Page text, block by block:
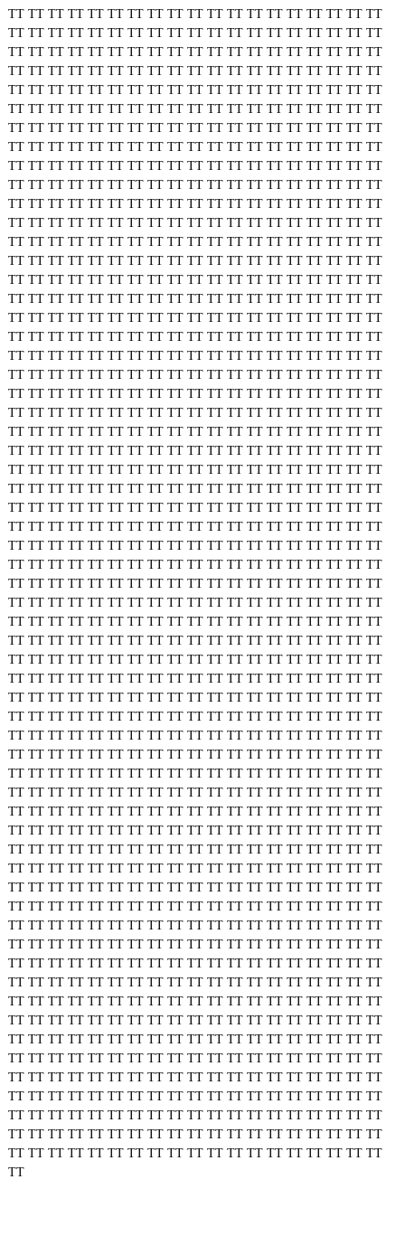
TT TT TT TT TT TT TT TT TT TT TT TT TT TT TT TT TT TT TT
TT TT TT TT TT TT TT TT TT TT TT TT TT TT TT TT TT TT TT
TT TT TT TT TT TT TT TT TT TT TT TT TT TT TT TT TT TT TT
TT TT TT TT TT TT TT TT TT TT TT TT TT TT TT TT TT TT TT
TT TT TT TT TT TT TT TT TT TT TT TT TT TT TT TT TT TT TT
TT TT TT TT TT TT TT TT TT TT TT TT TT TT TT TT TT TT TT
TT TT TT TT TT TT TT TT TT TT TT TT TT TT TT TT TT TT TT
TT TT TT TT TT TT TT TT TT TT TT TT TT TT TT TT TT TT TT
TT TT TT TT TT TT TT TT TT TT TT TT TT TT TT TT TT TT TT
TT TT TT TT TT TT TT TT TT TT TT TT TT TT TT TT TT TT TT
TT TT TT TT TT TT TT TT TT TT TT TT TT TT TT TT TT TT TT
TT TT TT TT TT TT TT TT TT TT TT TT TT TT TT TT TT TT TT
TT TT TT TT TT TT TT TT TT TT TT TT TT TT TT TT TT TT TT
TT TT TT TT TT TT TT TT TT TT TT TT TT TT TT TT TT TT TT
TT TT TT TT TT TT TT TT TT TT TT TT TT TT TT TT TT TT TT
TT TT TT TT TT TT TT TT TT TT TT TT TT TT TT TT TT TT TT
TT TT TT TT TT TT TT TT TT TT TT TT TT TT TT TT TT TT TT
TT TT TT TT TT TT TT TT TT TT TT TT TT TT TT TT TT TT TT
TT TT TT TT TT TT TT TT TT TT TT TT TT TT TT TT TT TT TT
TT TT TT TT TT TT TT TT TT TT TT TT TT TT TT TT TT TT TT
TT TT TT TT TT TT TT TT TT TT TT TT TT TT TT TT TT TT TT
TT TT TT TT TT TT TT TT TT TT TT TT TT TT TT TT TT TT TT
TT TT TT TT TT TT TT TT TT TT TT TT TT TT TT TT TT TT TT
TT TT TT TT TT TT TT TT TT TT TT TT TT TT TT TT TT TT TT
TT TT TT TT TT TT TT TT TT TT TT TT TT TT TT TT TT TT TT
TT TT TT TT TT TT TT TT TT TT TT TT TT TT TT TT TT TT TT
TT TT TT TT TT TT TT TT TT TT TT TT TT TT TT TT TT TT TT
TT TT TT TT TT TT TT TT TT TT TT TT TT TT TT TT TT TT TT
TT TT TT TT TT TT TT TT TT TT TT TT TT TT TT TT TT TT TT
TT TT TT TT TT TT TT TT TT TT TT TT TT TT TT TT TT TT TT
TT TT TT TT TT TT TT TT TT TT TT TT TT TT TT TT TT TT TT
TT TT TT TT TT TT TT TT TT TT TT TT TT TT TT TT TT TT TT
TT TT TT TT TT TT TT TT TT TT TT TT TT TT TT TT TT TT TT
TT TT TT TT TT TT TT TT TT TT TT TT TT TT TT TT TT TT TT
TT TT TT TT TT TT TT TT TT TT TT TT TT TT TT TT TT TT TT
TT TT TT TT TT TT TT TT TT TT TT TT TT TT TT TT TT TT TT
TT TT TT TT TT TT TT TT TT TT TT TT TT TT TT TT TT TT TT
TT TT TT TT TT TT TT TT TT TT TT TT TT TT TT TT TT TT TT
TT TT TT TT TT TT TT TT TT TT TT TT TT TT TT TT TT TT TT
TT TT TT TT TT TT TT TT TT TT TT TT TT TT TT TT TT TT TT
TT TT TT TT TT TT TT TT TT TT TT TT TT TT TT TT TT TT TT
TT TT TT TT TT TT TT TT TT TT TT TT TT TT TT TT TT TT TT
TT TT TT TT TT TT TT TT TT TT TT TT TT TT TT TT TT TT TT
TT TT TT TT TT TT TT TT TT TT TT TT TT TT TT TT TT TT TT
TT TT TT TT TT TT TT TT TT TT TT TT TT TT TT TT TT TT TT
TT TT TT TT TT TT TT TT TT TT TT TT TT TT TT TT TT TT TT
TT TT TT TT TT TT TT TT TT TT TT TT TT TT TT TT TT TT TT
TT TT TT TT TT TT TT TT TT TT TT TT TT TT TT TT TT TT TT
TT TT TT TT TT TT TT TT TT TT TT TT TT TT TT TT TT TT TT
TT TT TT TT TT TT TT TT TT TT TT TT TT TT TT TT TT TT TT
TT TT TT TT TT TT TT TT TT TT TT TT TT TT TT TT TT TT TT
TT TT TT TT TT TT TT TT TT TT TT TT TT TT TT TT TT TT TT
TT TT TT TT TT TT TT TT TT TT TT TT TT TT TT TT TT TT TT
TT TT TT TT TT TT TT TT TT TT TT TT TT TT TT TT TT TT TT
TT TT TT TT TT TT TT TT TT TT TT TT TT TT TT TT TT TT TT
TT TT TT TT TT TT TT TT TT TT TT TT TT TT TT TT TT TT TT
TT TT TT TT TT TT TT TT TT TT TT TT TT TT TT TT TT TT TT
TT TT TT TT TT TT TT TT TT TT TT TT TT TT TT TT TT TT TT
TT TT TT TT TT TT TT TT TT TT TT TT TT TT TT TT TT TT TT
TT TT TT TT TT TT TT TT TT TT TT TT TT TT TT TT TT TT TT
TT TT TT TT TT TT TT TT TT TT TT TT TT TT TT TT TT TT TT
TT